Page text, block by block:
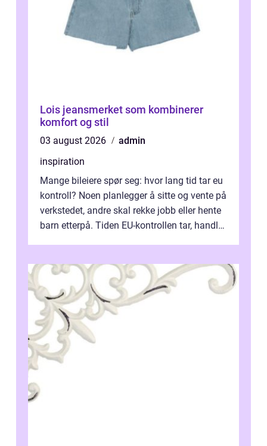
Lois jeansmerket som kombinerer
komfort og stil
03 august 2026
admin
inspiration
Mange bileiere spør seg: hvor lang tid tar eu
kontroll? Noen planlegger å sitte og vente på
verkstedet, andre skal rekke jobb eller hente
barn etterpå. Tiden EU-kontrollen tar, handler